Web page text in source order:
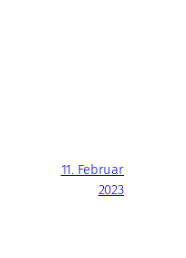
11. Februar
2023